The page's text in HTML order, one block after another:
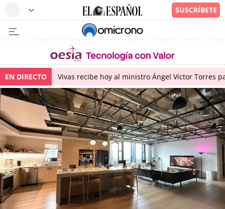
EN DIRECTO Vivas recibe hoy al ministro Ángel Víctor Torres